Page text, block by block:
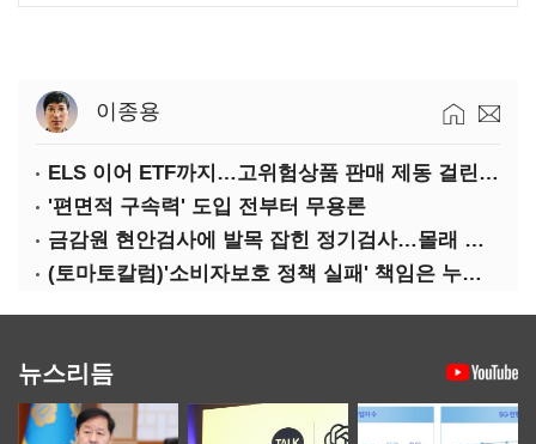
이종용
ELS 이어 ETF까지…고위험상품 판매 제동 걸린 은행
'편면적 구속력' 도입 전부터 무용론
금감원 현안검사에 발목 잡힌 정기검사…몰래 웃는 금융권
(토마토칼럼)'소비자보호 정책 실패' 책임은 누가 지나
뉴스리듬